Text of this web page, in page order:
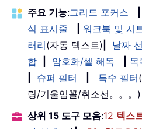
주요 기능:그리드 포커스
식 표시줄
워크북 및 시
러리(자동 텍스트) 날짜
합
암호화/셀 해독
목
슈퍼 필터 특수 필터
링/기울임꼴/취소선。。。)
상위 15 도구 모음:12 텍스